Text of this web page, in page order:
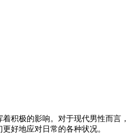
积极的影响。对于现代男性而言，
好地应对日常的各种状况。